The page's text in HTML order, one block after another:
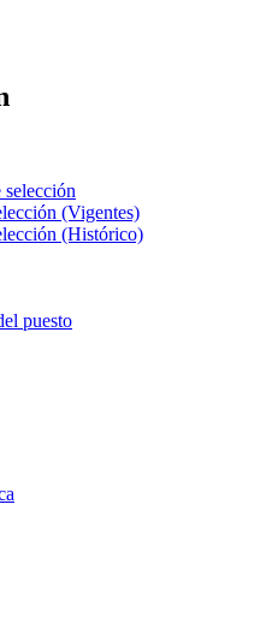
selección
(Vigentes)
(Histórico)
puesto